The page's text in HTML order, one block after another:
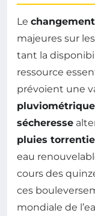
Le
majeures sur
tant la
ressource
prévoient une
sécheresse
pluies
eau
cours des
ces
mondiale de